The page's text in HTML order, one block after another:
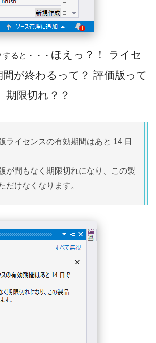
ると・・・ ほえっ？！ ライセ
が終わるって？ 評価版って
期限切れ？？
ライセンスの有効期間はあと 14 日
が間もなく期限切れになり、この製
だけなくなります。